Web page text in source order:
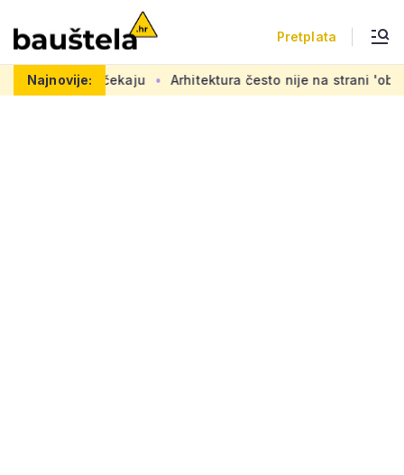
Pretplata
Najnovije:
željno čekaju Arhitektura često nije na strani 'običnog